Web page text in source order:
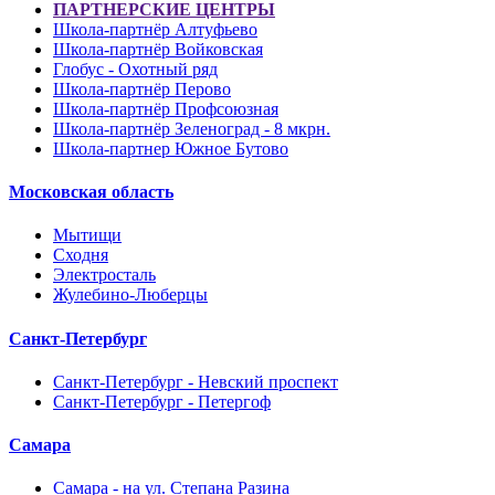
ПАРТНЕРСКИЕ ЦЕНТРЫ
Школа-партнёр Алтуфьево
Школа-партнёр Войковская
Глобус - Охотный ряд
Школа-партнёр Перово
Школа-партнёр Профсоюзная
Школа-партнёр Зеленоград - 8 мкрн.
Школа-партнер Южное Бутово
Московская область
Мытищи
Сходня
Электросталь
Жулебино-Люберцы
Санкт-Петербург
Санкт-Петербург - Невский проспект
Санкт-Петербург - Петергоф
Самара
Самара - на ул. Степана Разина